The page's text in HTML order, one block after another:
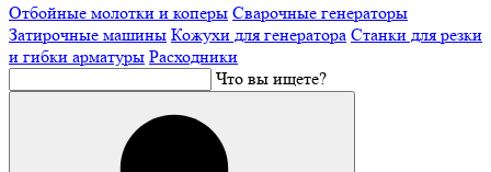
Отбойные молотки и коперы Сварочные генераторы
Затирочные машины Кожухи для генератора Станки для резки
и гибки арматуры Расходники
Что вы ищете?